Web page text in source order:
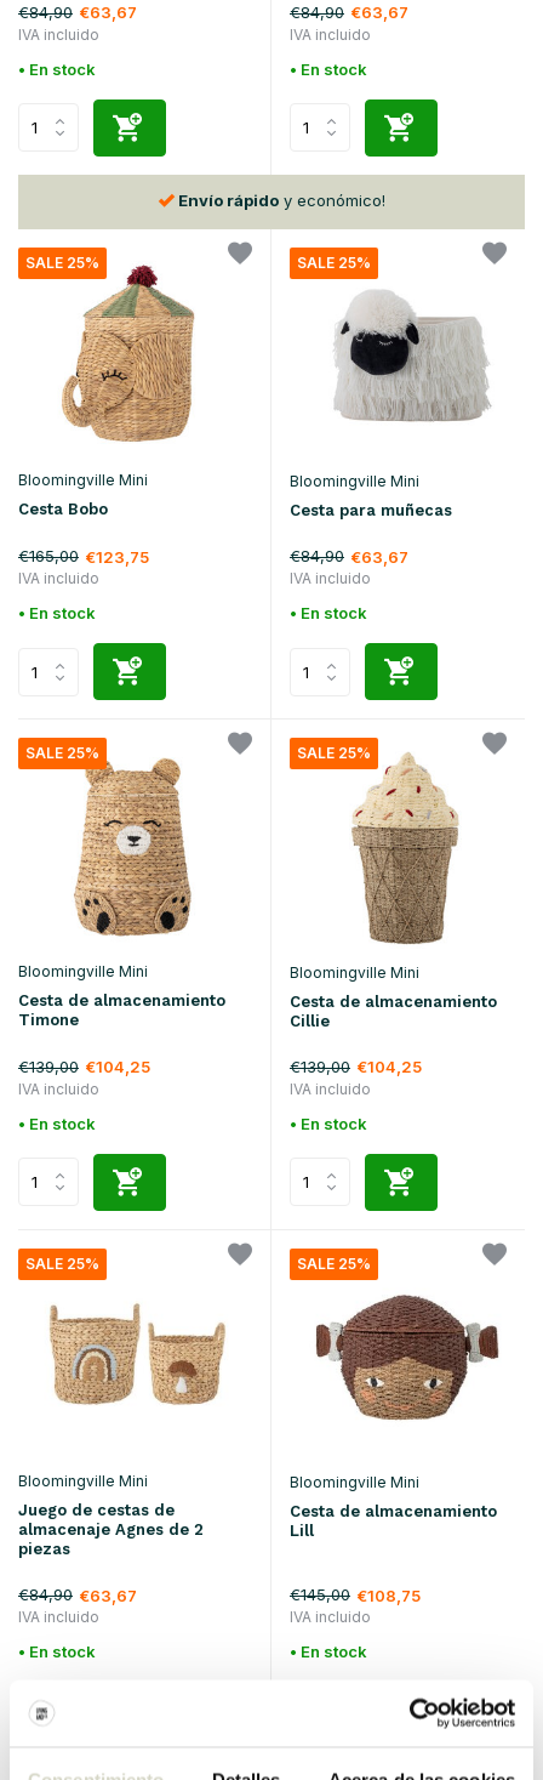
€84,90 €63,67
IVA incluido
• En stock
€84,90 €63,67
IVA incluido
• En stock
30 díasde vuelta
SALE 25%
Bloomingville Mini
Cesta Bobo
€165,00 €123,75
IVA incluido
• En stock
SALE 25%
Bloomingville Mini
Cesta para muñecas
€84,90 €63,67
IVA incluido
• En stock
SALE 25%
Bloomingville Mini
Cesta de almacenamiento
Timone
€139,00 €104,25
IVA incluido
• En stock
SALE 25%
Bloomingville Mini
Cesta de almacenamiento
Cillie
€139,00 €104,25
IVA incluido
• En stock
SALE 25%
Bloomingville Mini
Juego de cestas de
almacenaje Agnes de 2
piezas
€84,90 €63,67
IVA incluido
• En stock
SALE 25%
Bloomingville Mini
Cesta de almacenamiento
Lill
€145,00 €108,75
IVA incluido
• En stock